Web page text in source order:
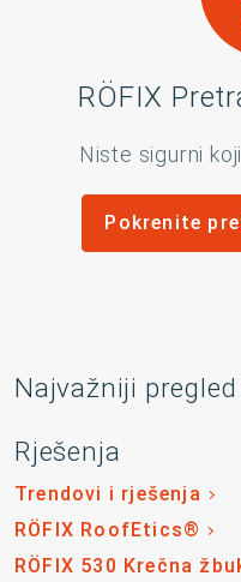
RÖFIX
Niste sigurni
Pokrenite
Najvažniji
Rješenja
Trendovi i rješenja
RÖFIX RoofEtics®
RÖFIX 530 Krečna